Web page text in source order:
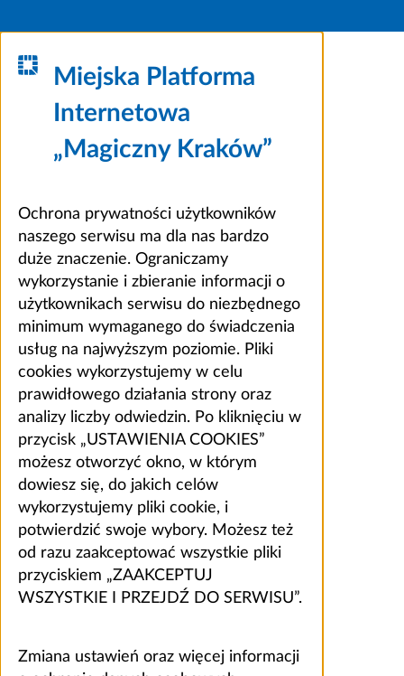
Miejska Platforma
Internetowa
„Magiczny Kraków”
Ochrona prywatności użytkowników
naszego serwisu ma dla nas bardzo
duże znaczenie. Ograniczamy
wykorzystanie i zbieranie informacji o
użytkownikach serwisu do niezbędnego
minimum wymaganego do świadczenia
usług na najwyższym poziomie. Pliki
cookies wykorzystujemy w celu
prawidłowego działania strony oraz
analizy liczby odwiedzin. Po kliknięciu w
przycisk „USTAWIENIA COOKIES”
możesz otworzyć okno, w którym
dowiesz się, do jakich celów
wykorzystujemy pliki cookie, i
potwierdzić swoje wybory. Możesz też
od razu zaakceptować wszystkie pliki
przyciskiem „ZAAKCEPTUJ
WSZYSTKIE I PRZEJDŹ DO SERWISU”.
Zmiana ustawień oraz więcej informacji